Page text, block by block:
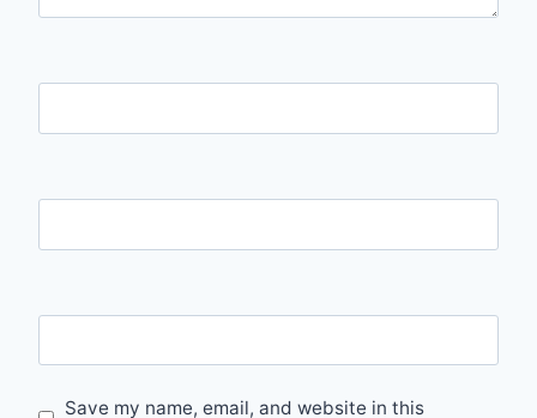
Save my name, email, and website in this